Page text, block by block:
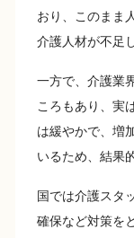
おり、このまま
介護人材が不足
一方で、介護業
ころもあり、実
は緩やかで、増
いるため、結果
国では介護スタ
確保など対策を